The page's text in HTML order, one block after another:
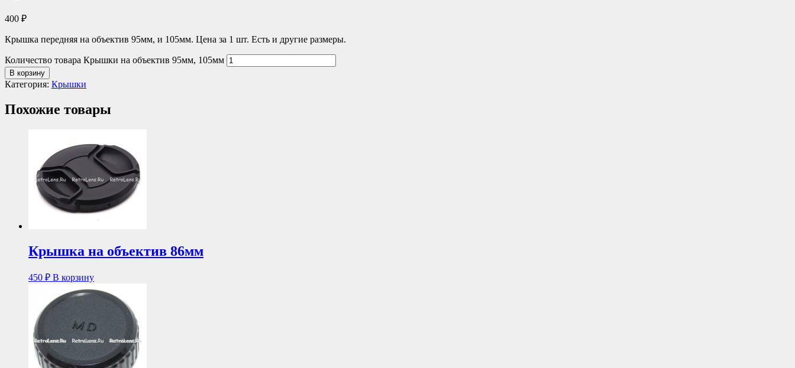
400 ₽
Крышка передняя на объектив 95мм, и 105мм. Цена за 1 шт. Есть и другие размеры.
Количество товара Крышки на объектив 95мм, 105мм
В корзину
Категория: Крышки
Похожие товары
Крышка на объектив 86мм
450 ₽ В корзину